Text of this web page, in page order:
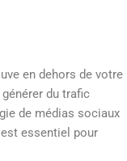
en dehors de votre
du trafic
de médias sociaux
essentiel pour